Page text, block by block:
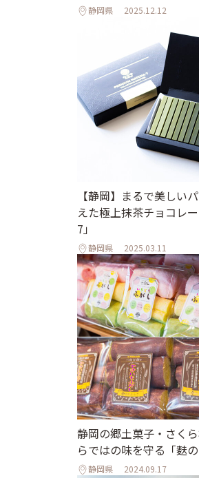
静岡県 2025.12.12
【静岡】まるで美しい
えた極上抹茶チョコレ
7」
静岡県 2025.03.11
静岡の郷土菓子・さく
らではの味を守る「麩の
静岡県 2024.09.17